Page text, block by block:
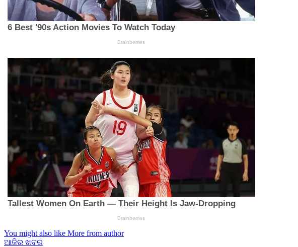
You might also like More from author
ଆଜିର ଖବର